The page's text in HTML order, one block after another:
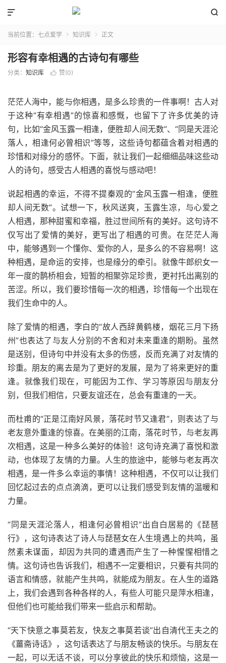


当前位置： 七点爱学  知识库  正文
形容有幸相遇的古诗句有哪些
分类： 知识库  赞(0)
茫茫人海中，能与你相遇，是多么珍贵的一件事啊！古人对
于这种“有幸相遇”的惊喜和感慨，也留下了许多优美的诗
句，比如“金风玉露一相逢，便胜却人间无数”、“同是天涯沦
落人，相逢何必曾相识”等等，这些诗句都蕴含着对相遇的
珍惜和对缘分的感怀。下面，就让我们一起细细品味这些动
人的诗句，感受古人相遇的喜悦与感动吧！
说起相遇的幸运，不得不提秦观的“金风玉露一相逢，便胜
却人间无数”。试想一下，秋风送爽，玉露生凉，与心爱之
人相遇，那种甜蜜和幸福，胜过世间所有的美好。这句诗不
仅写出了爱情的美好，更写出了相遇的可贵。在茫茫人海
中，能够遇到一个懂你、爱你的人，是多么的不容易啊！这
种相遇，是命运的安排，也是缘分的牵引。就像牛郎织女一
年一度的鹊桥相会，短暂的相聚弥足珍贵，更衬托出离别的
苦涩。所以，我们要珍惜每一次的相遇，珍惜每一个出现在
我们生命中的人。
除了爱情的相遇，李白的“故人西辞黄鹤楼，烟花三月下扬
州”也表达了与友人分别的不舍和对未来重逢的期盼。虽然
是送别，但诗句中并没有太多的伤感，反而充满了对友情的
珍重。朋友的离去是为了更好的发展，是为了将来更好的重
逢。就像我们现在，可能因为工作、学习等原因与朋友分
别，但我们相信，只要友谊还在，总会有重逢的一天。
而杜甫的“正是江南好风景，落花时节又逢君”，则表达了与
老友意外重逢的惊喜。在美丽的江南，落花时节，与老友再
次相遇，这是一种多么美好的体验！这句诗充满了喜悦和激
动，也体现了友情的力量。人生的旅途中，能够与老友再次
相遇，是一件多么幸运的事情！这种相遇，不仅可以让我们
回忆起过去的点点滴滴，更可以让我们感受到友情的温暖和
力量。
“同是天涯沦落人，相逢何必曾相识”出自白居易的《琵琶
行》，这句诗表达了诗人与琵琶女在人生境遇上的共鸣，虽
然素未谋面，却因为共同的遭遇而产生了一种惺惺相惜之
情。这句诗也告诉我们，相遇不一定要相识，只要有共同的
语言和情感，就能产生共鸣，就能成为朋友。在人生的道路
上，我们会遇到各种各样的人，有些人可能只是萍水相逢，
但他们也可能给我们带来一些启示和帮助。
“天下快意之事莫若友，快友之事莫若谈”出自清代王夫之的
《薑斋诗话》，这句话表达了与朋友畅谈的快乐。与朋友在
一起，可以无话不谈，可以分享彼此的快乐和烦恼，这是一